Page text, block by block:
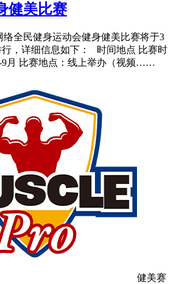
健美比赛
络全民健身运动会健身健美比赛将于3
行，详细信息如下： 时间地点 比赛时
-9月 比赛地点：线上举办（视频……
健美赛